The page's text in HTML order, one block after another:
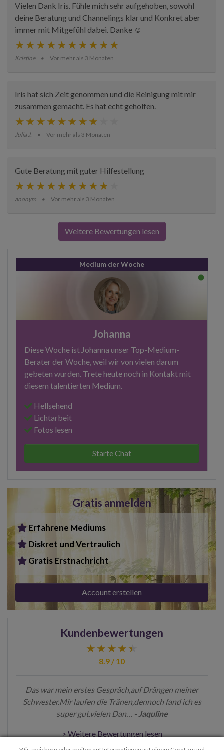
Vielen Dank Iris. Fühle mich sehr aufgehoben, sowohl
deine Beratung und Channelings klar und Konkret aber
immer mit Mitgefühl dabei. Danke ☺️
Kristine Vor mehr als 3 Monaten
Iris hat sich Zeit genommen und die Reinigung mit mir
zusammen gemacht. Es hat echt geholfen.
Julia J. Vor mehr als 3 Monaten
Gute Beratung mit guter Hilfestellung
anonym Vor mehr als 3 Monaten
Weitere Bewertungen lesen
Medium der Woche
Johanna
Diese Woche ist Johanna unser Top-Medium-
Berater der Woche, weil wir von vielen darum
gebeten wurden. Trete heute noch in Kontakt mit
diesem talentierten Medium.
Hellsehend
Lichtarbeit
Fotos lesen
Starte Chat
Gratis anmelden
Erfahrene Mediums
Diskret und Vertraulich
Gratis Erstnachricht
Account erstellen
Kundenbewertungen
8.9 / 10
Das war mein erstes Gespräch,auf Drängen meiner
Schwester.Mir laufen die Tränen,dennoch fand ich es
super gut.vielen Dan… - Jaquline
> Weitere Bewertungen lesen